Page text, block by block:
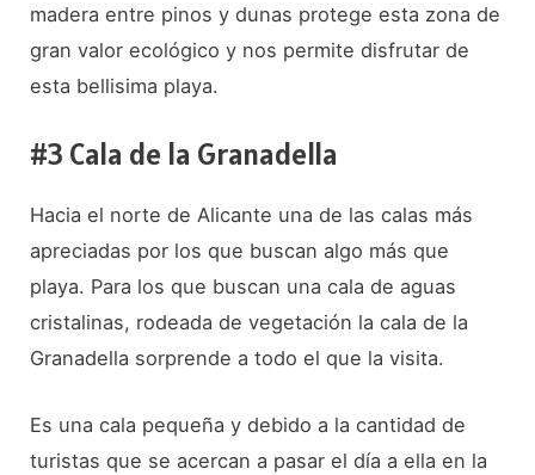
madera entre pinos y dunas protege esta zona de
gran valor ecológico y nos permite disfrutar de
esta bellisima playa.
#3 Cala de la Granadella
Hacia el norte de Alicante una de las calas más
apreciadas por los que buscan algo más que
playa. Para los que buscan una cala de aguas
cristalinas, rodeada de vegetación la cala de la
Granadella sorprende a todo el que la visita.
Es una cala pequeña y debido a la cantidad de
turistas que se acercan a pasar el día a ella en la